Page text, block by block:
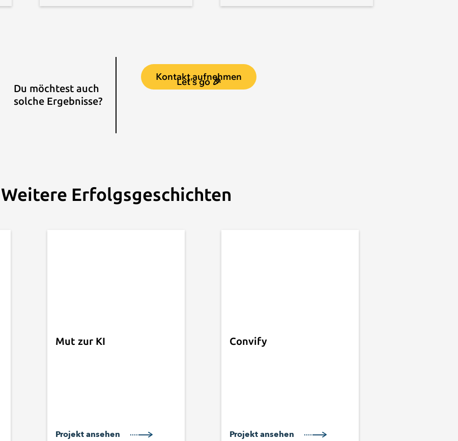
Du möchtest auch
solche Ergebnisse?
Kontakt aufnehmen
Let's go 🎉
Weitere Erfolgsgeschichten
Mut zur KI
Projekt ansehen
Convify
Projekt ansehen